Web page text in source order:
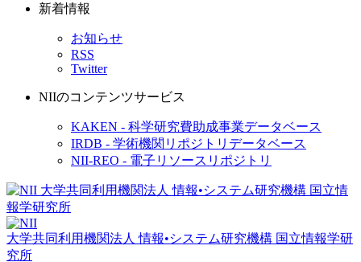
新着情報
お知らせ
RSS
Twitter
NIIのコンテンツサービス
KAKEN - 科学研究費助成事業データベース
IRDB - 学術機関リポジトリデータベース
NII-REO - 電子リソースリポジトリ
大学共同利用機関法人 情報•システム研究機構 国立情報学研
究所